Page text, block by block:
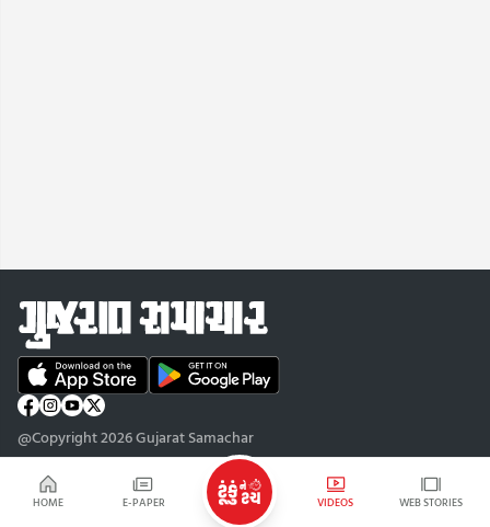
HOME E-PAPER VIDEOS WEB STORIES
@Copyright 2026 Gujarat Samachar